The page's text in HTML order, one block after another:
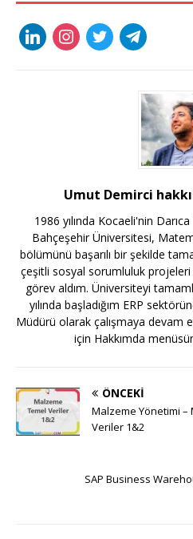
Umut Demirci
1986 yılında Kocaeli'nin
Bahçeşehir Üniversitesi,
bölümünü başarılı bir şekilde
çeşitli sosyal sorumluluk
görev aldım. Üniversiteyi
yılında başladığım ERP
Müdürü olarak çalışmaya devam
için Hakkımda
ÖNCEKI
Malzeme Yönetimi
Veriler 1&2
SAP Business